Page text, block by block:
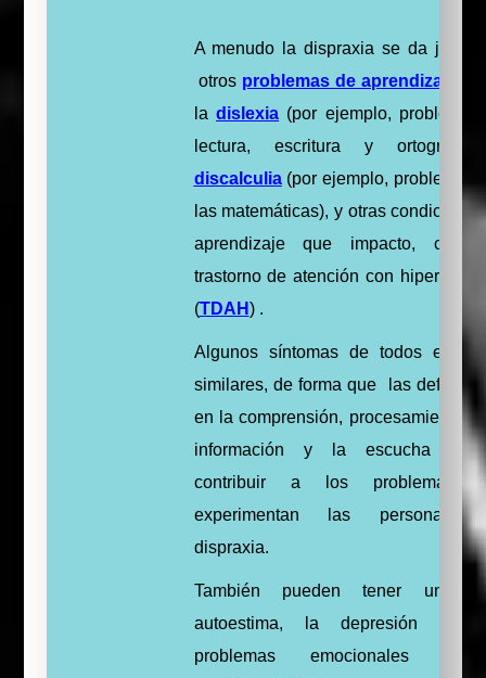
A menudo la dispraxia se da junto
otros problemas de aprendizaje
ladislexia (por ejemplo,
lectura, escritura y
discalculia(por ejemplo, problemas
las matemáticas), y otras
aprendizaje que impacto,
trastorno de atención con
(TDAH).
Algunos síntomas de todos ellos
similares, de forma que las
en la comprensión, procesamiento
información y la escucha
contribuir a los problemas
experimentan las personas
dispraxia.
También pueden tener una
autoestima, la depresión y
problemas emocionales y